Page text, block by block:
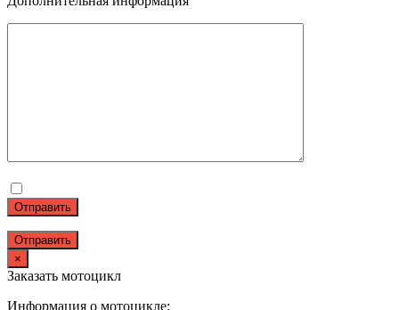
Отправить
×
Заказать мотоцикл
Информация о мотоцикле: